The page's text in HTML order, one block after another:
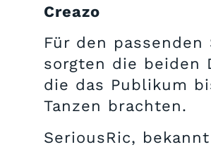
Creazo
Für den
sorgten die beiden
die das Publikum
Tanzen brachten.
SeriousRic,